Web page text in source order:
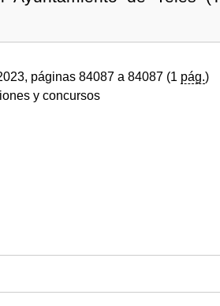
páginas 84087 a 84087 (1 pág.)
y concursos